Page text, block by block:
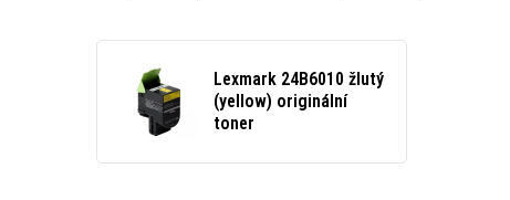
Lexmark 24B6010 žlutý
(yellow) originální
toner